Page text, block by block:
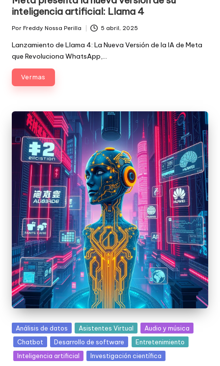
inteligencia artificial: Llama 4
Publicado
por
Por Freddy Nossa Perilla 5 abril, 2025
Lanzamiento de Llama 4: La Nueva Versión de la IA de Meta
que Revoluciona WhatsApp,…
Ver mas
Posted
in
Análisis de datos Asistentes Virtual
Audio y música
Chatbot
Desarrollo de software
Entretenimiento
Inteligencia artificial
Investigación científica